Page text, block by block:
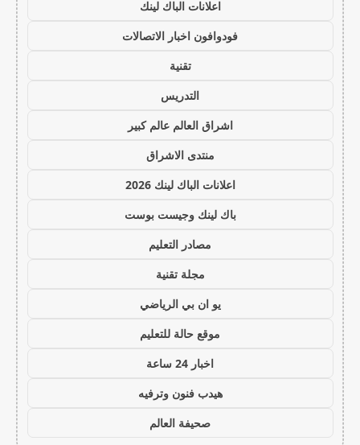
اعلانات الباك لينك
فودوافون اخبار الاتصالات
تقنية
التدريس
اشراق العالم عالم كبير
منتدى الاشراق
اعلانات الباك لينك 2026
باك لينك وجيست بوست
مصادر التعليم
مجلة تقنية
يو ان بي الرياضي
موقع حالة للتعليم
اخبار 24 ساعة
هيدب فنون وترفيه
صحيفة العالم